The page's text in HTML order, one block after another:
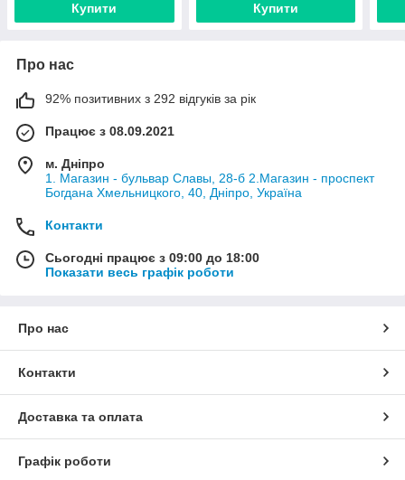
Купити Купити
Про нас
92% позитивних з 292 відгуків за рік
Працює з 08.09.2021
м. Дніпро
1. Магазин - бульвар Славы, 28-б 2.Магазин - проспект
Богдана Хмельницкого, 40, Дніпро, Україна
Контакти
Сьогодні працює з 09:00 до 18:00
Показати весь графік роботи
Про нас
Контакти
Доставка та оплата
Графік роботи